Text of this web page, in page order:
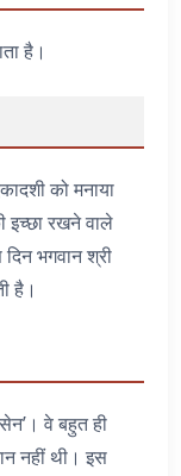
है।
को मनाया
इच्छा रखने वाले
भगवान श्री
है।
वे बहुत ही
नहीं थी। इस